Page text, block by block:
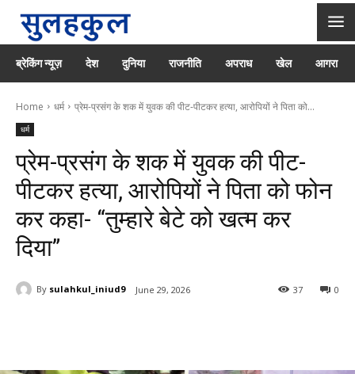
ब्रेकिंग न्यूज़ देश दुनिया राजनीति अपराध खेल आगरा
Home धर्म प्रेम-प्रसंग के शक में युवक की पीट-पीटकर हत्या, आरोपियों ने पिता को...
धर्म
प्रेम-प्रसंग के शक में युवक की पीट-
पीटकर हत्या, आरोपियों ने पिता को फोन
कर कहा- “तुम्हारे बेटे को खत्म कर
दिया”
By sulahkul_iniud9 June 29, 2026 0
37